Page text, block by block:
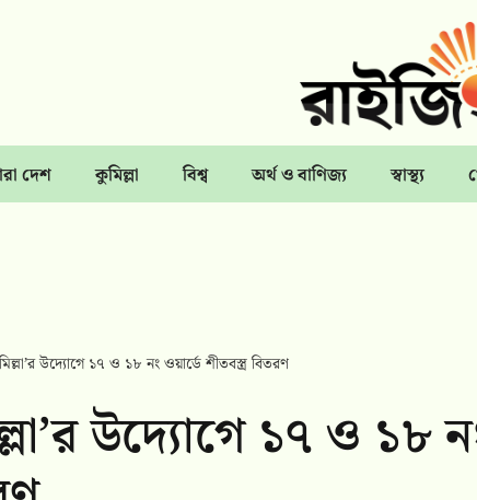
দেশ কুমিল্লা বিশ্ব অর্থ ও বাণিজ্য স্বাস্থ্য
উদ্যোগে ১৭ ও ১৮ নং ওয়ার্ডে শীতবস্ত্র বিতরণ
উদ্যোগে ১৭ ও ১৮